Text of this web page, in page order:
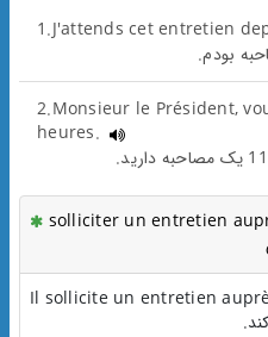
1.J'attends cet entretien
2.Monsieur le Président,
heures.
solliciter un entretien
Il sollicite un entretien